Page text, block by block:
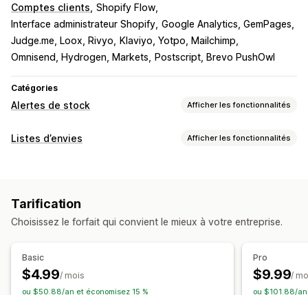
Comptes clients Shopify Flow
Interface administrateur Shopify Google Analytics, GemPages
Judge.me, Loox, Rivyo
Klaviyo, Yotpo, Mailchimp
Omnisend, Hydrogen, Markets
Postscript, Brevo PushOwl
Catégories
Alertes de stock Afficher les fonctionnalités
Notifications
Personnalisation
Paramètres d’alerte
Modèles de notifications
Analyses de données et génération de rapports
Rapports sur les stocks
Listes d’envies Afficher les fonctionnalités
Sauvegarder pour plus tard
Tableau de bord
Importation et exportation
Tarification
Choisissez le forfait qui convient le mieux à votre entreprise.
Basic
$4.99/ mois
ou $50.88/an et économisez 15 %
Pro
$9.99/
ou $101.88/